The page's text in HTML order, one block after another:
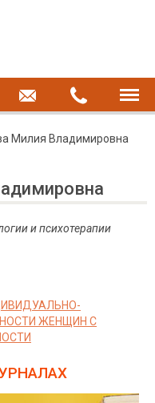
Милия Владимировна
и психотерапии
ЖЕНЩИН С